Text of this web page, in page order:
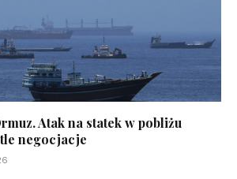
Atak na statek w pobliżu
tle negocjacje